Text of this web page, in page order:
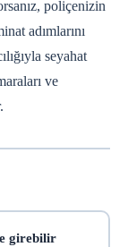
poliçenizin
adımlarını
seyahat
ve
girebilir